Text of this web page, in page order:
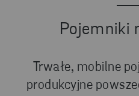
Pojemniki
Trwałe, mobilne
produkcyjne